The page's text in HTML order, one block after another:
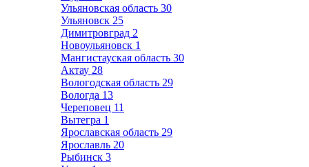
Ульяновская область 30
Ульяновск 25
Димитровград 2
Новоульяновск 1
Мангистауская область 30
Актау 28
Вологодская область 29
Вологда 13
Череповец 11
Вытегра 1
Ярославская область 29
Ярославль 20
Рыбинск 3